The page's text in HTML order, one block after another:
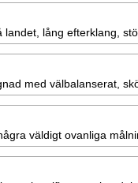
landet, lång efterklang,
med välbalanserat,
väldigt ovanliga